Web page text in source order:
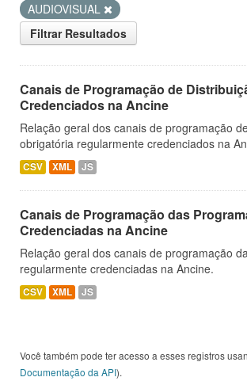
AUDIOVISUAL
Filtrar Resultados
Canais de Programação de
Credenciados na Ancine
Relação geral dos canais de programação
obrigatória regularmente credenciados na
CSV XML JS
Canais de Programação das
Credenciadas na Ancine
Relação geral dos canais de programação
regularmente credenciadas na Ancine.
CSV XML JS
Você também pode ter acesso a esses registros
Documentação da API).